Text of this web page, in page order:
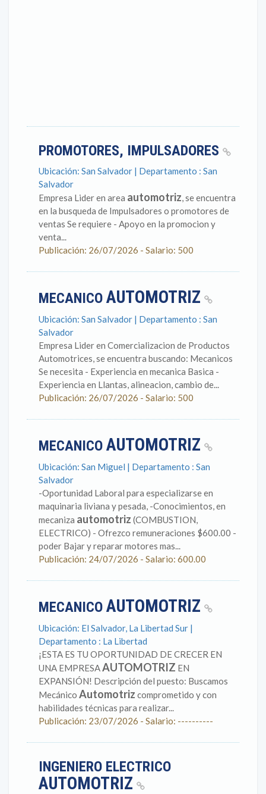
PROMOTORES, IMPULSADORES
Ubicación: San Salvador | Departamento : San
Salvador
Empresa Lider en area automotriz, se encuentra
en la busqueda de Impulsadores o promotores de
ventas Se requiere - Apoyo en la promocion y
venta...
Publicación: 26/07/2026 - Salario: 500
MECANICO AUTOMOTRIZ
Ubicación: San Salvador | Departamento : San
Salvador
Empresa Lider en Comercializacion de Productos
Automotrices, se encuentra buscando: Mecanicos
Se necesita - Experiencia en mecanica Basica -
Experiencia en Llantas, alineacion, cambio de...
Publicación: 26/07/2026 - Salario: 500
MECANICO AUTOMOTRIZ
Ubicación: San Miguel | Departamento : San
Salvador
-Oportunidad Laboral para especializarse en
maquinaria liviana y pesada, -Conocimientos, en
mecaniza automotriz (COMBUSTION,
ELECTRICO) - Ofrezco remuneraciones $600.00 -
poder Bajar y reparar motores mas...
Publicación: 24/07/2026 - Salario: 600.00
MECANICO AUTOMOTRIZ
Ubicación: El Salvador, La Libertad Sur |
Departamento : La Libertad
¡ESTA ES TU OPORTUNIDAD DE CRECER EN
UNA EMPRESAAUTOMOTRIZ EN
EXPANSIÓN! Descripción del puesto: Buscamos
Mecánico Automotriz comprometido y con
habilidades técnicas para realizar...
Publicación: 23/07/2026 - Salario: ----------
INGENIERO ELECTRICO
AUTOMOTRIZ